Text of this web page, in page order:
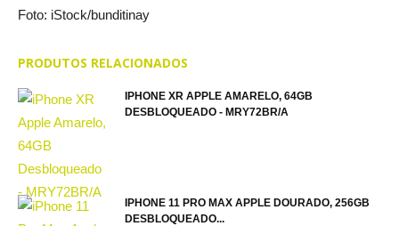
Foto: iStock/bunditinay
PRODUTOS RELACIONADOS
IPHONE XR APPLE AMARELO, 64GB
DESBLOQUEADO - MRY72BR/A
IPHONE 11 PRO MAX APPLE DOURADO, 256GB
DESBLOQUEADO...